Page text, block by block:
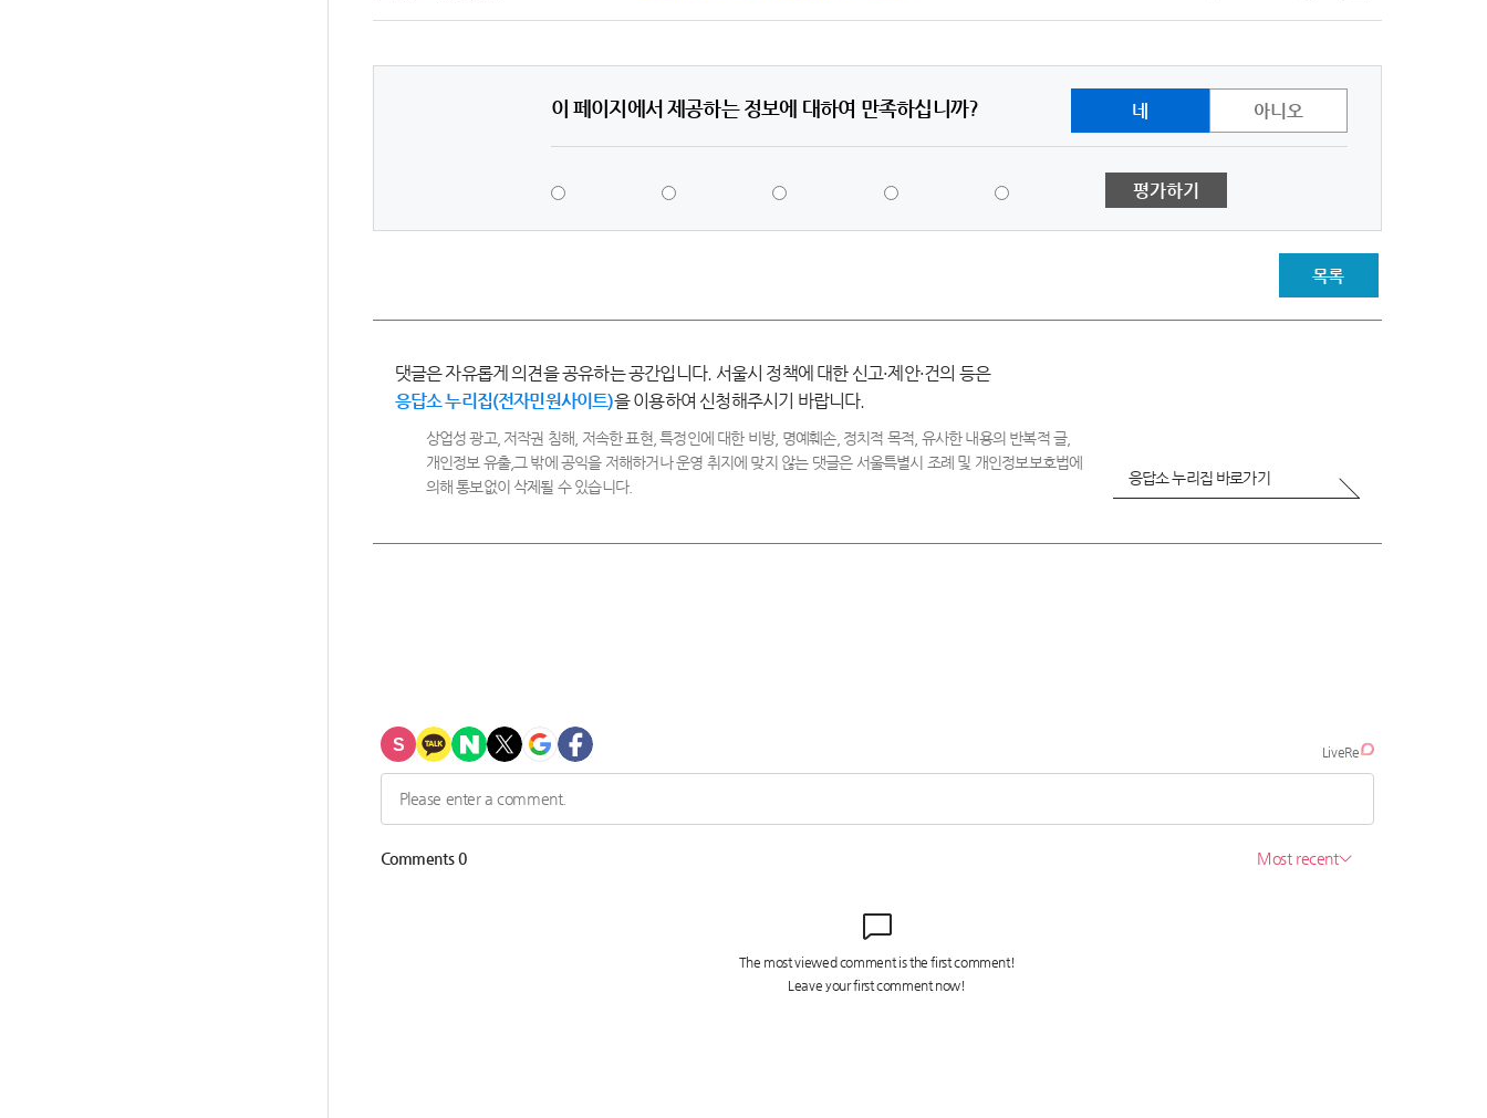
이 페이지에서 제공하는 정보에 대하여 만족하십니까? 네 아니오
평가하기
목록
댓글은 자유롭게 의견을 공유하는 공간입니다. 서울시 정책에 대한 신고·제안·건의 등은
응답소 누리집(전자민원사이트)을 이용하여 신청해주시기 바랍니다.
상업성 광고, 저작권 침해, 저속한 표현, 특정인에 대한 비방, 명예훼손, 정치적 목적, 유사한 내용의 반복적 글,
개인정보 유출,그 밖에 공익을 저해하거나 운영 취지에 맞지 않는 댓글은 서울특별시 조례 및 개인정보보호법에
의해 통보없이 삭제될 수 있습니다.
응답소 누리집 바로가기